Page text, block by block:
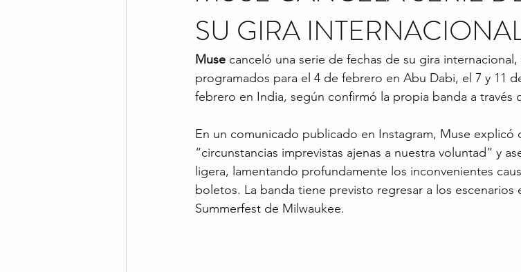
SU GIRA
Muse canceló una serie de fechas de su gira
programados para el 4 de febrero en Abu Dabi, el 7 y 11
febrero en India, según confirmó la propia banda a través
En un comunicado publicado en Instagram, Muse explicó
“circunstancias imprevistas ajenas a nuestra voluntad” y
ligera, lamentando profundamente los inconvenientes
boletos. La banda tiene previsto regresar a los escenarios
Summerfest de Milwaukee.